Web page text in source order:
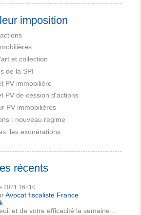
imposition
et collection
de la SPI
PV immobilière
PV de cession d'actions
PV immobilières
: nouveau regime
les exonérations
récents
2021 16h10
Avocat fiscaliste France
et de votre efficacité la semaine...